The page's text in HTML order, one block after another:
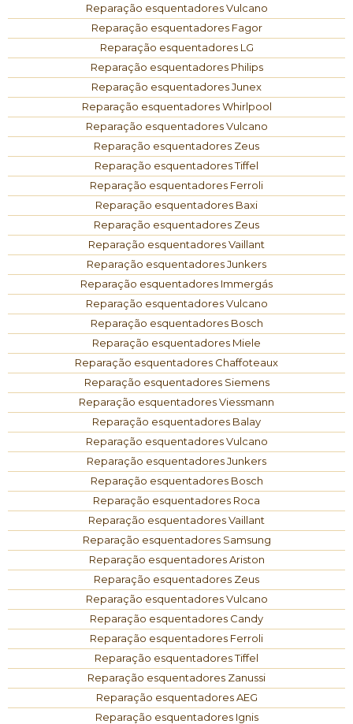
Reparação esquentadores Vulcano
Reparação esquentadores Fagor
Reparação esquentadores LG
Reparação esquentadores Philips
Reparação esquentadores Junex
Reparação esquentadores Whirlpool
Reparação esquentadores Vulcano
Reparação esquentadores Zeus
Reparação esquentadores Tiffel
Reparação esquentadores Ferroli
Reparação esquentadores Baxi
Reparação esquentadores Zeus
Reparação esquentadores Vaillant
Reparação esquentadores Junkers
Reparação esquentadores Immergás
Reparação esquentadores Vulcano
Reparação esquentadores Bosch
Reparação esquentadores Miele
Reparação esquentadores Chaffoteaux
Reparação esquentadores Siemens
Reparação esquentadores Viessmann
Reparação esquentadores Balay
Reparação esquentadores Vulcano
Reparação esquentadores Junkers
Reparação esquentadores Bosch
Reparação esquentadores Roca
Reparação esquentadores Vaillant
Reparação esquentadores Samsung
Reparação esquentadores Ariston
Reparação esquentadores Zeus
Reparação esquentadores Vulcano
Reparação esquentadores Candy
Reparação esquentadores Ferroli
Reparação esquentadores Tiffel
Reparação esquentadores Zanussi
Reparação esquentadores AEG
Reparação esquentadores Ignis